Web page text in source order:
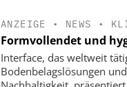
ANZEIGE • NEWS •
Formvollendet und
Interface, das weltweit
Bodenbelagslösungen